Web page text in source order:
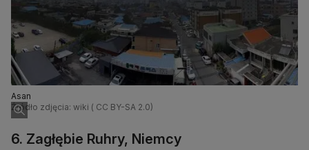
Asan
Źródło zdjęcia: wiki ( CC BY-SA 2.0)
6. Zagłębie Ruhry, Niemcy